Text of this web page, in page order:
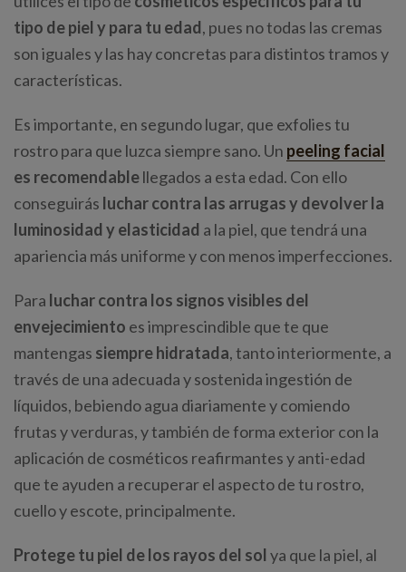
tipo de piel y para tu edad, pues no todas las cremas
son iguales y las hay concretas para distintos tramos y
características.
Es importante, en segundo lugar, que exfolies tu
rostro para que luzca siempre sano. Un peeling facial
es recomendablellegados a esta edad. Con ello
conseguirás luchar contra las arrugas y devolver la
luminosidad y elasticidad a la piel, que tendrá una
apariencia más uniforme y con menos imperfecciones.
Para luchar contra los signos visibles del
envejecimiento es imprescindible que te que
mantengas siempre hidratada, tanto interiormente, a
través de una adecuada y sostenida ingestión de
líquidos, bebiendo agua diariamente y comiendo
frutas y verduras, y también de forma exterior con la
aplicación de cosméticos reafirmantes y anti-edad
que te ayuden a recuperar el aspecto de tu rostro,
cuello y escote, principalmente.
Protege tu piel de los rayos del sol ya que la piel, al